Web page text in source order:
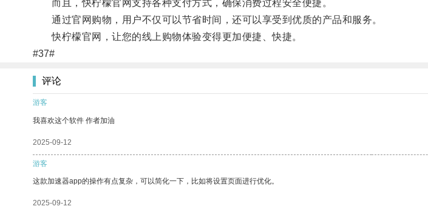
而且，快柠檬官网支持各种支付方式，确保消费过程安全便捷。
通过官网购物，用户不仅可以节省时间，还可以享受到优质的产品和服务。
快柠檬官网，让您的线上购物体验变得更加便捷、快捷。
#37#
评论
游客
我喜欢这个软件 作者加油
2025-09-12
游客
这款加速器app的操作有点复杂，可以简化一下，比如将设置页面进行优化。
2025-09-12